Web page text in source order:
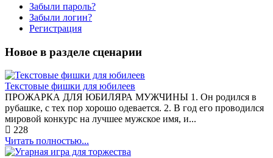
Забыли пароль?
Забыли логин?
Регистрация
Новое в разделе сценарии
Текстовые фишки для юбилеев
ПРОЖАРКА ДЛЯ ЮБИЛЯРА МУЖЧИНЫ 1. Он родился в
рубашке, с тех пор хорошо одевается. 2. В год его проводился
мировой конкурс на лучшее мужское имя, и...
228
Читать полностью...